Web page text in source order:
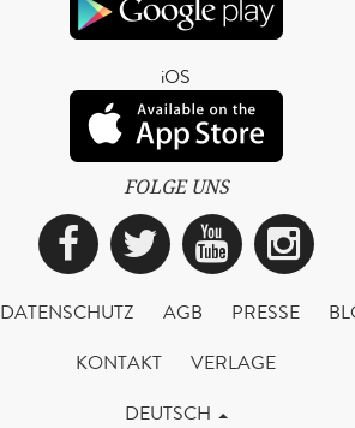
iOS
FOLGE UNS
Facebook
Twitter
DATENSCHUTZ AGB PRESSE
KONTAKT
VERLAGE
DEUTSCH